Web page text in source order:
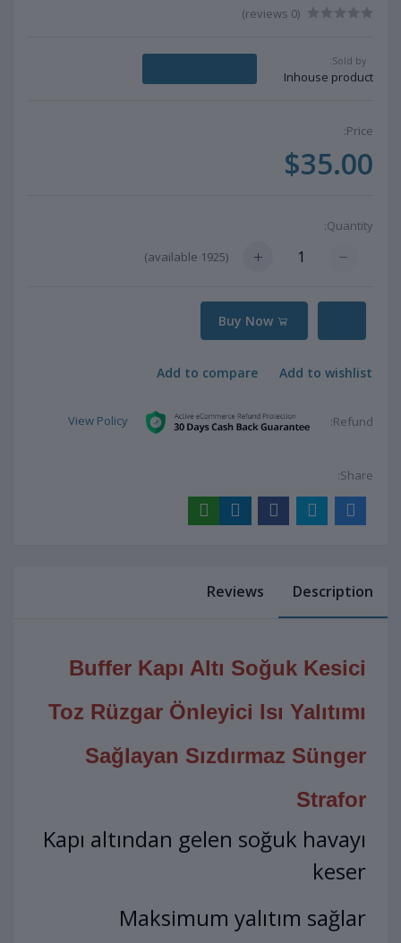
(0 reviews)
Sold by:
Inhouse product
Price:
$35.00
Quantity:
(
1925
Add to wishlist
Add to compare
Refund:
View Policy
Share:
Description
Reviews
Buffer Kapı Altı Soğuk Kesici
Toz Rüzgar Önleyici Isı Yalıtımı
Sağlayan Sızdırmaz Sünger
Strafor
Kapı altından gelen soğuk havayı
keser
Maksimum yalıtım sağlar